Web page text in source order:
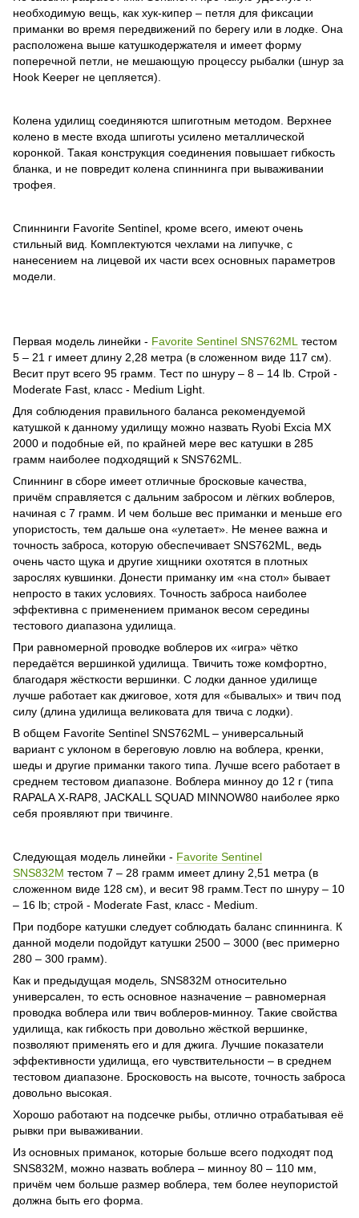
необходимую вещь, как хук-кипер – петля для фиксации
приманки во время передвижений по берегу или в лодке. Она
расположена выше катушкодержателя и имеет форму
поперечной петли, не мешающую процессу рыбалки (шнур за
Hook Keeper не цепляется).
Колена удилищ соединяются шпиготным методом. Верхнее
колено в месте входа шпиготы усилено металлической
коронкой. Такая конструкция соединения повышает гибкость
бланка, и не повредит колена спиннинга при вываживании
трофея.
Спиннинги Favorite Sentinel, кроме всего, имеют очень
стильный вид. Комплектуются чехлами на липучке, с
нанесением на лицевой их части всех основных параметров
модели.
Первая модель линейки - Favorite Sentinel SNS762ML тестом
5 – 21 г имеет длину 2,28 метра (в сложенном виде 117 см).
Весит прут всего 95 грамм. Тест по шнуру – 8 – 14 lb. Строй -
Moderate Fast, класс - Medium Light.
Для соблюдения правильного баланса рекомендуемой
катушкой к данному удилищу можно назвать Ryobi Excia MX
2000 и подобные ей, по крайней мере вес катушки в 285
грамм наиболее подходящий к SNS762ML.
Спиннинг в сборе имеет отличные бросковые качества,
причём справляется с дальним забросом и лёгких воблеров,
начиная с 7 грамм. И чем больше вес приманки и меньше его
упористость, тем дальше она «улетает». Не менее важна и
точность заброса, которую обеспечивает SNS762ML, ведь
очень часто щука и другие хищники охотятся в плотных
зарослях кувшинки. Донести приманку им «на стол» бывает
непросто в таких условиях. Точность заброса наиболее
эффективна с применением приманок весом середины
тестового диапазона удилища.
При равномерной проводке воблеров их «игра» чётко
передаётся вершинкой удилища. Твичить тоже комфортно,
благодаря жёсткости вершинки. С лодки данное удилище
лучше работает как джиговое, хотя для «бывалых» и твич под
силу (длина удилища великовата для твича с лодки).
В общем Favorite Sentinel SNS762ML – универсальный
вариант с уклоном в береговую ловлю на воблера, кренки,
шеды и другие приманки такого типа. Лучше всего работает в
среднем тестовом диапазоне. Воблера минноу до 12 г (типа
RAPALA X-RAP8, JACKALL SQUAD MINNOW80 наиболее ярко
себя проявляют при твичинге.
Следующая модель линейки - Favorite Sentinel
SNS832M тестом 7 – 28 грамм имеет длину 2,51 метра (в
сложенном виде 128 см), и весит 98 грамм.Тест по шнуру – 10
– 16 lb; строй - Moderate Fast, класс - Medium.
При подборе катушки следует соблюдать баланс спиннинга. К
данной модели подойдут катушки 2500 – 3000 (вес примерно
280 – 300 грамм).
Как и предыдущая модель, SNS832M относительно
универсален, то есть основное назначение – равномерная
проводка воблера или твич воблеров-минноу. Такие свойства
удилища, как гибкость при довольно жёсткой вершинке,
позволяют применять его и для джига. Лучшие показатели
эффективности удилища, его чувствительности – в среднем
тестовом диапазоне. Бросковость на высоте, точность заброса
довольно высокая.
Хорошо работают на подсечке рыбы, отлично отрабатывая её
рывки при вываживании.
Из основных приманок, которые больше всего подходят под
SNS832M, можно назвать воблера – минноу 80 – 110 мм,
причём чем больше размер воблера, тем более неупористой
должна быть его форма.